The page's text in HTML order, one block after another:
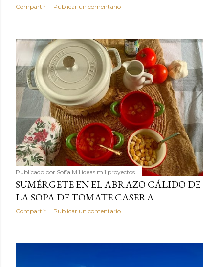
Compartir Publicar un comentario
Publicado por Sofía Mil ideas mil proyectos
SUMÉRGETE EN EL ABRAZO CÁLIDO DE
LA SOPA DE TOMATE CASERA
Compartir Publicar un comentario